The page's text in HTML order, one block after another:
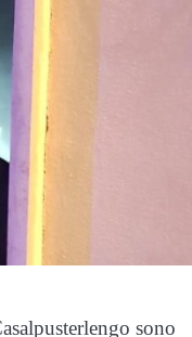
sono